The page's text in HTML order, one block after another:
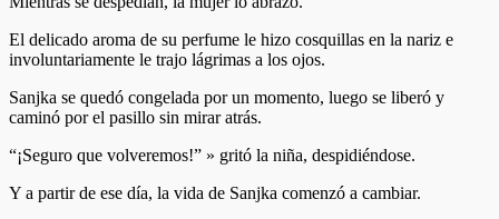
El delicado aroma de su perfume le hizo cosquillas en la nariz e
involuntariamente le trajo lágrimas a los ojos.
Sanjka se quedó congelada por un momento, luego se liberó y
caminó por el pasillo sin mirar atrás.
“¡Seguro que volveremos!” » gritó la niña, despidiéndose.
Y a partir de ese día, la vida de Sanjka comenzó a cambiar.